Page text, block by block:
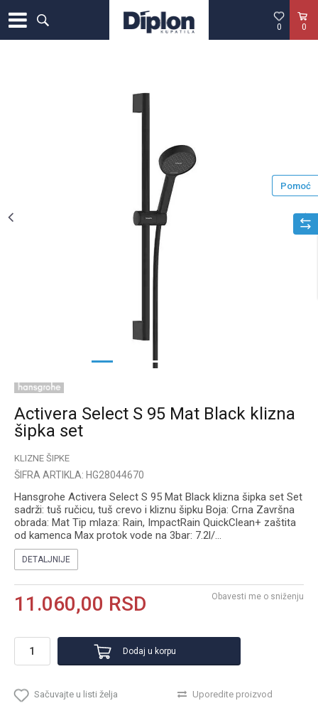
0
0
1 3
Activera Select S 95 Mat Black klizna
šipka set
KLIZNE ŠIPKE
ŠIFRA ARTIKLA: HG28044670
Hansgrohe Activera Select S 95 Mat Black klizna šipka set Set
sadrži: tuš ručicu, tuš crevo i kliznu šipku Boja: Crna Završna
obrada: Mat Tip mlaza: Rain, ImpactRain QuickClean+ zaštita
od kamenca Max protok vode na 3bar: 7.2l/...
DETALJNIJE
11.060,00 RSD Obavesti me o sniženju
Dodaj u korpu
Sačuvajte u listi želja Uporedite proizvod
Pomoć